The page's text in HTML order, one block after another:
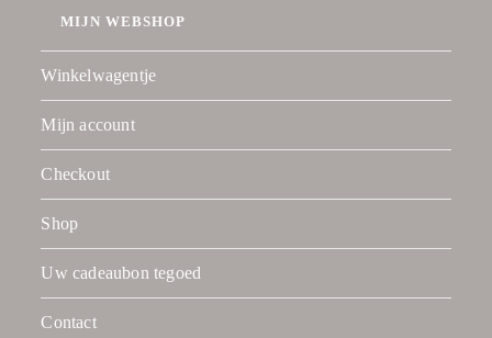
MIJN WEBSHOP
Winkelwagentje
Mijn account
Checkout
Shop
Uw cadeaubon tegoed
Contact